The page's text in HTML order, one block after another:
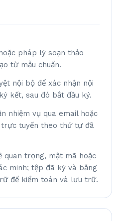
pháp lý soạn thảo
từ mẫu chuẩn.
nội bộ để xác nhận nội
kết, sau đó bắt đầu ký.
nhiệm vụ qua email hoặc
trực tuyến theo thứ tự đã
quan trọng, mật mã hoặc
minh; tệp đã ký và bằng
để kiểm toán và lưu trữ.